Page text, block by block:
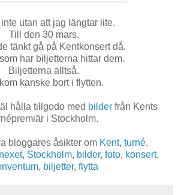
inte utan att jag längtar lite.
Till den 30 mars.
tänkt gå på Kentkonsert då.
har biljetterna hittar dem.
Biljetterna alltså.
kanske bort i flytten.
hålla tillgodo med bilder från Kents
i Stockholm.
bloggares åsikter om Kent, turné,
, Stockholm, bilder, foto, konsert,
, biljetter, flytta